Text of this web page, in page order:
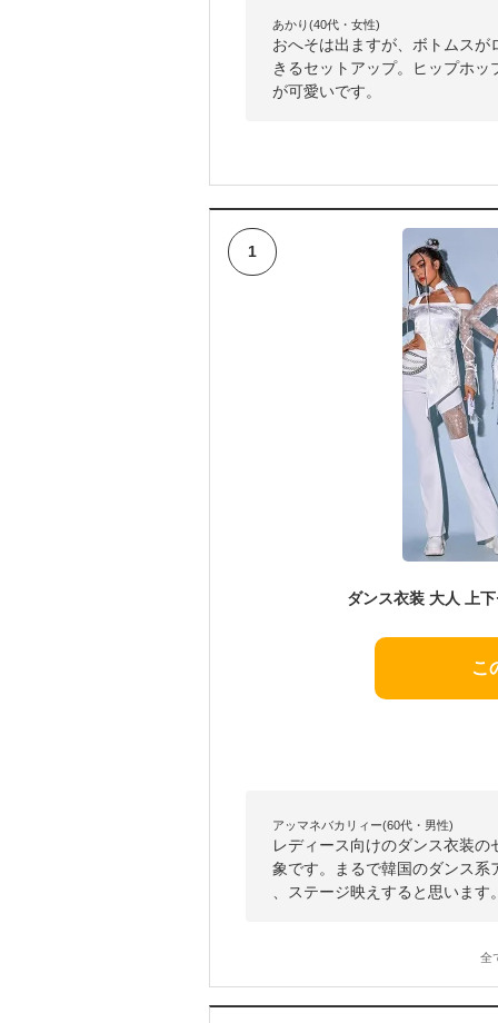
あかり(40代・女性)
おへそは出ますが、ボトムス
きるセットアップ。ヒップホ
が可愛いです。
1
こ
アッマネバカリィー(60代・男性)
レディース向けのダンス衣装
象です。まるで韓国のダンス
、ステージ映えすると思います
全